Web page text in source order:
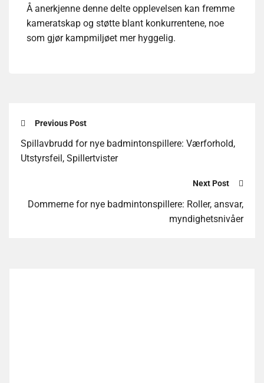
Å anerkjenne denne delte opplevelsen kan fremme
kameratskap og støtte blant konkurrentene, noe
som gjør kampmiljøet mer hyggelig.
Previous Post
Spillavbrudd for nye badmintonspillere: Værforhold,
Utstyrsfeil, Spillertvister
Next Post
Dommerne for nye badmintonspillere: Roller, ansvar,
myndighetsnivåer